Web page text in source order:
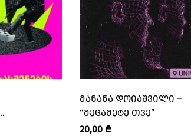
ᲛᲐᲜᲐᲜᲐ ᲓᲝᲘᲐᲨᲕᲘᲚᲘ –
“ᲛᲔᲪᲐᲛᲔᲢᲔ ᲗᲕᲔ”
20,00 ₾